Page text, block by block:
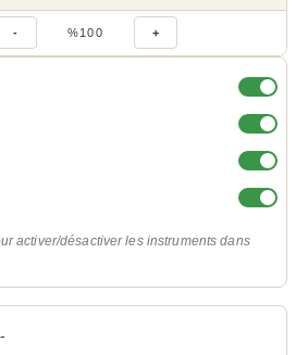
- %100 +
activer/désactiver les instruments dans